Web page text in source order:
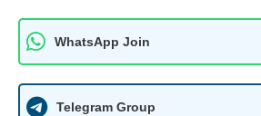
WhatsApp Join
Telegram Group